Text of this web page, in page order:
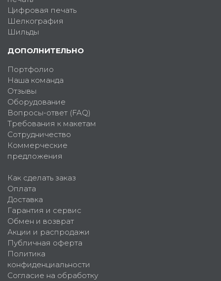
Цифровая печать
Шелкография
Шильды
ДОПОЛНИТЕЛЬНО
Портфолио
Наша команда
Отзывы
Оборудование
Вопросы-ответ (FAQ)
Требования к макетам
Сотрудничество
Коммерческие
предложения
Как сделать заказ
Оплата
Доставка
Гарантия и сервис
Обмен и возврат
Акции и распродажи
Публичная оферта
Политика
конфиденциальности
Согласие на обработку